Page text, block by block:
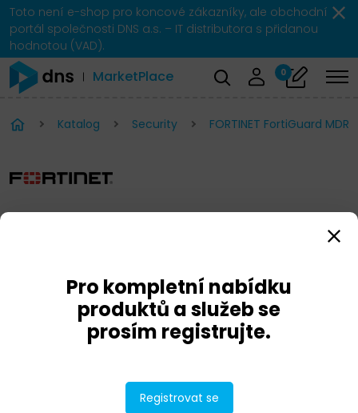
Toto není e-shop pro koncové zákazníky, ale obchodní
portál společnosti DNS a.s. – IT distributora s přidanou
hodnotou (VAD).
MarketPlace 0
Katalog Security FORTINET FortiGuard MDR
FORTINET FortiGuard MDR
Pro kompletní nabídku
produktů a služeb se
prosím registrujte.
Registrovat se